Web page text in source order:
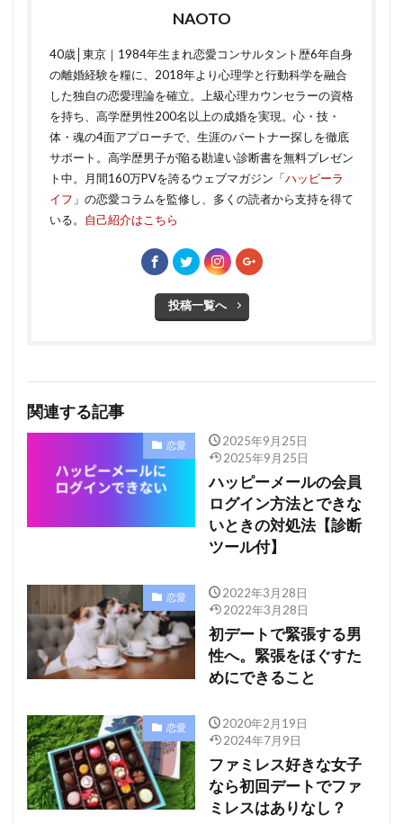
NAOTO
40歳│東京｜1984年生まれ恋愛コンサルタント歴6年自身
の離婚経験を糧に、2018年より心理学と行動科学を融合
した独自の恋愛理論を確立。上級心理カウンセラーの資格
を持ち、高学歴男性200名以上の成婚を実現。心・技・
体・魂の4面アプローチで、生涯のパートナー探しを徹底
サポート。高学歴男子が陥る勘違い診断書を無料プレゼン
ト中。月間160万PVを誇るウェブマガジン「ハッピーラ
イフ 」の恋愛コラムを監修し、多くの読者から支持を得て
いる。 自己紹介はこちら
投稿一覧へ
関連する記事
恋愛
2025年9月25日
2025年9月25日
ハッピーメールの会員
ログイン方法とできな
いときの対処法【診断
ツール付】
恋愛
2022年3月28日
2022年3月28日
初デートで緊張する男
性へ。緊張をほぐすた
めにできること
恋愛
2020年2月19日
2024年7月9日
ファミレス好きな女子
なら初回デートでファ
ミレスはありなし？